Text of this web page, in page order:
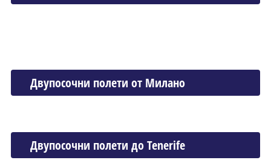
Двупосочни полети от Миланo
Двупосочни полети до Tenerife